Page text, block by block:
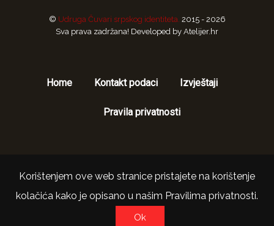
Korištenjem ove web stranice pristajete na korištenje
kolačića kako je opisano u našim Pravilima privatnosti.
Ok
© Udruga Čuvari srpskog identiteta. 2015 - 2026
Sva prava zadržana! Developed by Atelijer.hr
Home Kontakt podaci Izvještaji
Pravila privatnosti
Na vrh